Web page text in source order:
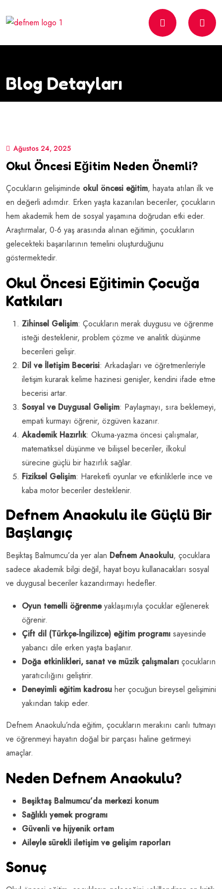
Blog Detayları
Ağustos 24, 2025
Okul Öncesi Eğitim Neden Önemli?
Çocukların gelişiminde okul öncesi eğitim, hayata atılan ilk ve
en değerli adımdır. Erken yaşta kazanılan beceriler, çocukların
hem akademik hem de sosyal yaşamına doğrudan etki eder.
Araştırmalar, 0-6 yaş arasında alınan eğitimin, çocukların
gelecekteki başarılarının temelini oluşturduğunu
göstermektedir.
Okul Öncesi Eğitimin Çocuğa
Katkıları
Zihinsel Gelişim: Çocukların merak duygusu ve öğrenme
isteği desteklenir, problem çözme ve analitik düşünme
becerileri gelişir.
Dil ve İletişim Becerisi: Arkadaşları ve öğretmenleriyle
iletişim kurarak kelime hazinesi genişler, kendini ifade etme
becerisi artar.
Sosyal ve Duygusal Gelişim: Paylaşmayı, sıra beklemeyi,
empati kurmayı öğrenir, özgüven kazanır.
Akademik Hazırlık: Okuma-yazma öncesi çalışmalar,
matematiksel düşünme ve bilişsel beceriler, ilkokul
sürecine güçlü bir hazırlık sağlar.
Fiziksel Gelişim: Hareketli oyunlar ve etkinliklerle ince ve
kaba motor beceriler desteklenir.
Defnem Anaokulu ile Güçlü Bir
Başlangıç
Beşiktaş Balmumcu’da yer alan Defnem Anaokulu, çocuklara
sadece akademik bilgi değil, hayat boyu kullanacakları sosyal
ve duygusal beceriler kazandırmayı hedefler.
Oyun temelli öğrenmeyaklaşımıyla çocuklar eğlenerek
öğrenir.
Çift dil (Türkçe-İngilizce) eğitim programı sayesinde
yabancı dile erken yaşta başlanır.
Doğa etkinlikleri, sanat ve müzik çalışmaları çocukların
yaratıcılığını geliştirir.
Deneyimli eğitim kadrosu her çocuğun bireysel gelişimini
yakından takip eder.
Defnem Anaokulu’nda eğitim, çocukların merakını canlı tutmayı
ve öğrenmeyi hayatın doğal bir parçası haline getirmeyi
amaçlar.
Neden Defnem Anaokulu?
Beşiktaş Balmumcu’da merkezi konum
Sağlıklı yemek programı
Güvenli ve hijyenik ortam
Aileyle sürekli iletişim ve gelişim raporları
Sonuç